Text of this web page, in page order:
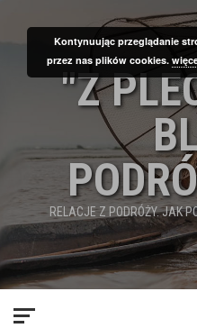
"Z
RELACJE Z PODRÓŻY. JAK
Kontynuując przeglądanie
przez nas plików cookies.